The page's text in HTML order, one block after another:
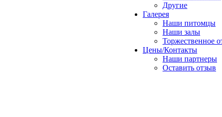
Другие
Галерея
Наши питомцы
Наши залы
Торжественное
Цены/Контакты
Наши партнеры
Оставить отзыв